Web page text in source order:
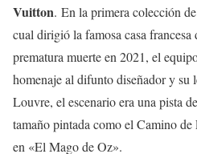
Vuitton. En la primera colección
cual dirigió la famosa casa francesa
prematura muerte en 2021, el
homenaje al difunto diseñador y su
Louvre, el escenario era una pista
tamaño pintada como el Camino
en «El Mago de Oz».